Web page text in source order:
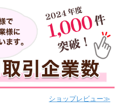
ショップレビュー≫